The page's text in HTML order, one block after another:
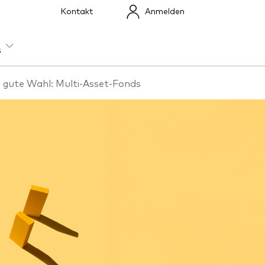
Kontakt Anmelden
Index-Exposure-Analyse
Dokumente, die
Vertrauen schaffen
gute Wahl: Multi-Asset-Fonds